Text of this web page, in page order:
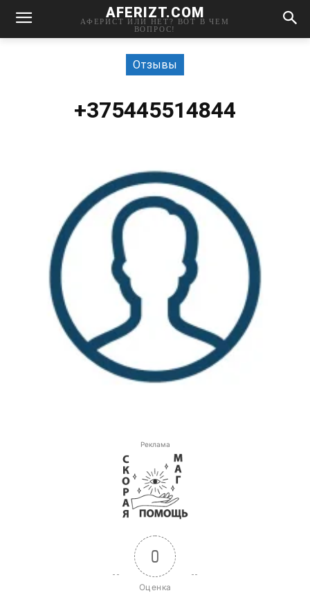
AFERIZT.COM
АФЕРИСТ ИЛИ НЕТ? ВОТ В ЧЕМ
ВОПРОС!
Отзывы
+375445514844
Реклама
0
Оценка